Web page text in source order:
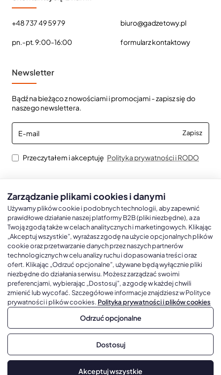
+48 737 49 59 79
pn.-pt. 9:00-16:00
biuro@gadzetowy.pl
formularz kontaktowy
Newsletter
Bądź na bieżąco z nowościami i promocjami - zapisz się do
naszego newslettera.
E-
mail
Zapisz
Przeczytałem i akceptuję Polityka prywatności i RODO
Kalendarze książkowe A5
Kalendarze książkowe A4
Kalendarze książkowe B5
Kalendarze książkowe A6 i B6
Kalendarze książkowe z własną oprawą
Kalendarze Ścienne
Kalendarze trójdzielne
Kalendarze jednodzielne
Kalendarze czterodzielne
Kalendarze Wieloplanszowe
Kalendarze Wielopanszowe, Plakatowe
Copyright © 2026, Gadżetowy.pl, All Rights Reserved, Platforma
Zarządzanie plikami cookies i danymi
Używamy plików cookie i podobnych technologii, aby zapewnić
prawidłowe działanie naszej platformy B2B (pliki niezbędne), a za
Twoją zgodą także w celach analitycznych i marketingowych. Klikając
„Akceptuj wszystkie”, wyrażasz zgodę na użycie opcjonalnych plików
cookie oraz przetwarzanie danych przez naszych partnerów
technologicznych w celu analizy ruchu i dopasowania treści oraz
ofert. Klikając „Odrzuć opcjonalne”, używane będą wyłącznie pliki
niezbędne do działania serwisu. Możesz zarządzać swoimi
preferencjami, wybierając „Dostosuj”, a zgodę w każdej chwili
zmienić lub wycofać. Szczegółowe informacje znajdziesz w Polityce
prywatności i plików cookies. Polityka prywatności i plików cookies
Odrzuć opcjonalne
Dostosuj
Akceptuj wszystkie